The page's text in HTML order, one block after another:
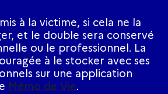
à la victime, si cela ne la
et le double sera conservé
ou le professionnel. La
à le stocker avec ses
sur une application
Mémo de Vie.